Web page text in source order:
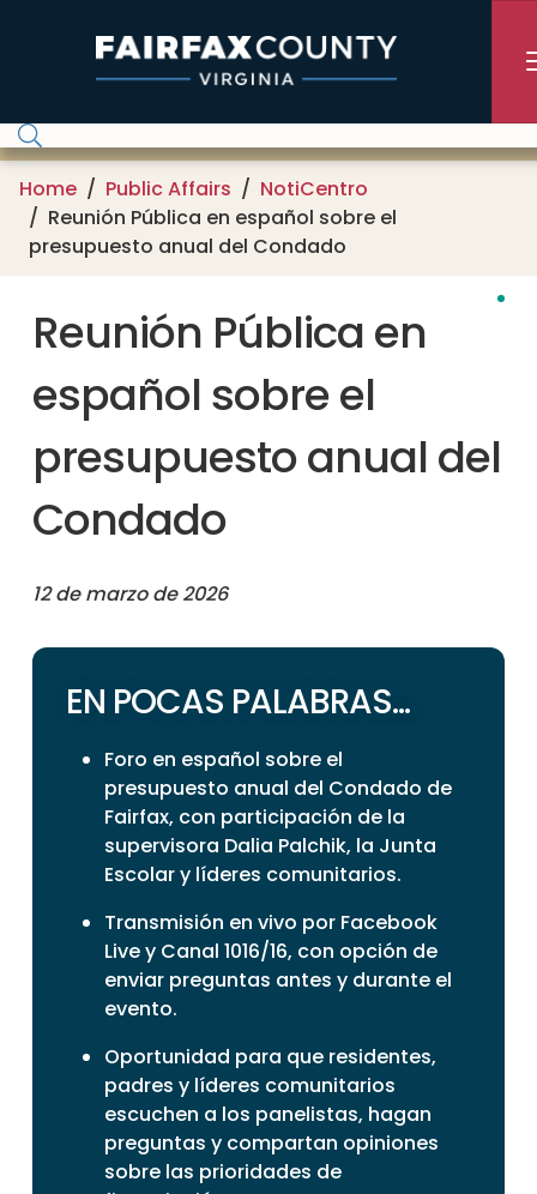
Home Public Affairs
NotiCentro
Reunión Pública en español sobre el
presupuesto anual del Condado
Reunión Pública en
español sobre el
presupuesto anual del
Condado
12 de marzo de 2026
EN POCAS PALABRAS...
Foro en español sobre el
presupuesto anual del Condado de
Fairfax, con participación de la
supervisora Dalia Palchik, la Junta
Escolar y líderes comunitarios.
Transmisión en vivo por Facebook
Live y Canal 1016/16, con opción de
enviar preguntas antes y durante el
evento.
Oportunidad para que residentes,
padres y líderes comunitarios
escuchen a los panelistas, hagan
preguntas y compartan opiniones
sobre las prioridades de